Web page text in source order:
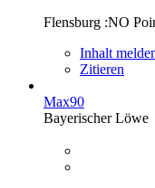
Flensburg :NO
Inhalt
Zitieren
Max90
Bayerischer Löwe